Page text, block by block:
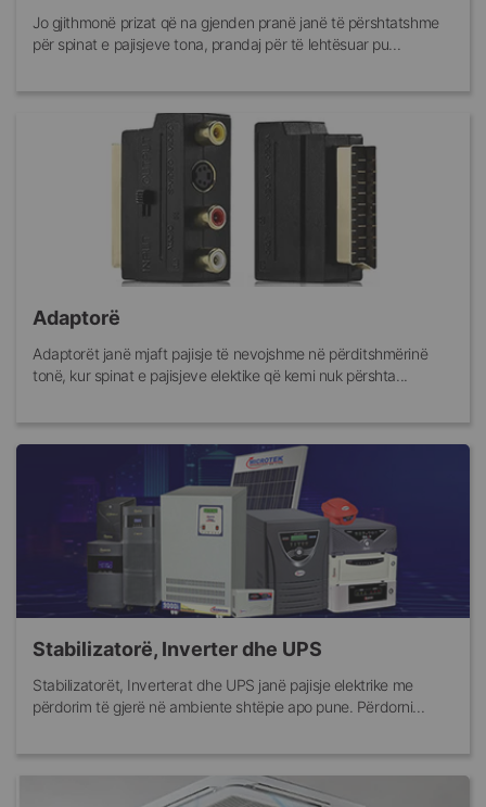
Jo gjithmonë prizat që na gjenden pranë janë të përshtatshme
për spinat e pajisjeve tona, prandaj për të lehtësuar pu...
Adaptorë
Adaptorët janë mjaft pajisje të nevojshme në përditshmërinë
tonë, kur spinat e pajisjeve elektike që kemi nuk përshta...
Stabilizatorë, Inverter dhe UPS
Stabilizatorët, Inverterat dhe UPS janë pajisje elektrike me
përdorim të gjerë në ambiente shtëpie apo pune. Përdorni...